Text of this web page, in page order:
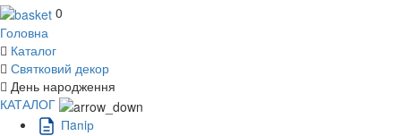
0
Головна
Каталог
Святковий декор
День народження
КАТАЛОГ
Пaпiр